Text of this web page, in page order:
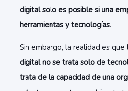
digital solo es posible si una
herramientas y tecnologías.
Sin embargo, la realidad es que
digital no se trata solo de
trata de la capacidad de una